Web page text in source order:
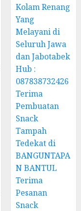
Kolam Renang
Yang
Melayani di
Seluruh Jawa
dan Jabotabek
Hub :
087838732426
Terima
Pembuatan
Snack
Tampah
Tedekat di
BANGUNTAPA
N BANTUL
Terima
Pesanan
Snack